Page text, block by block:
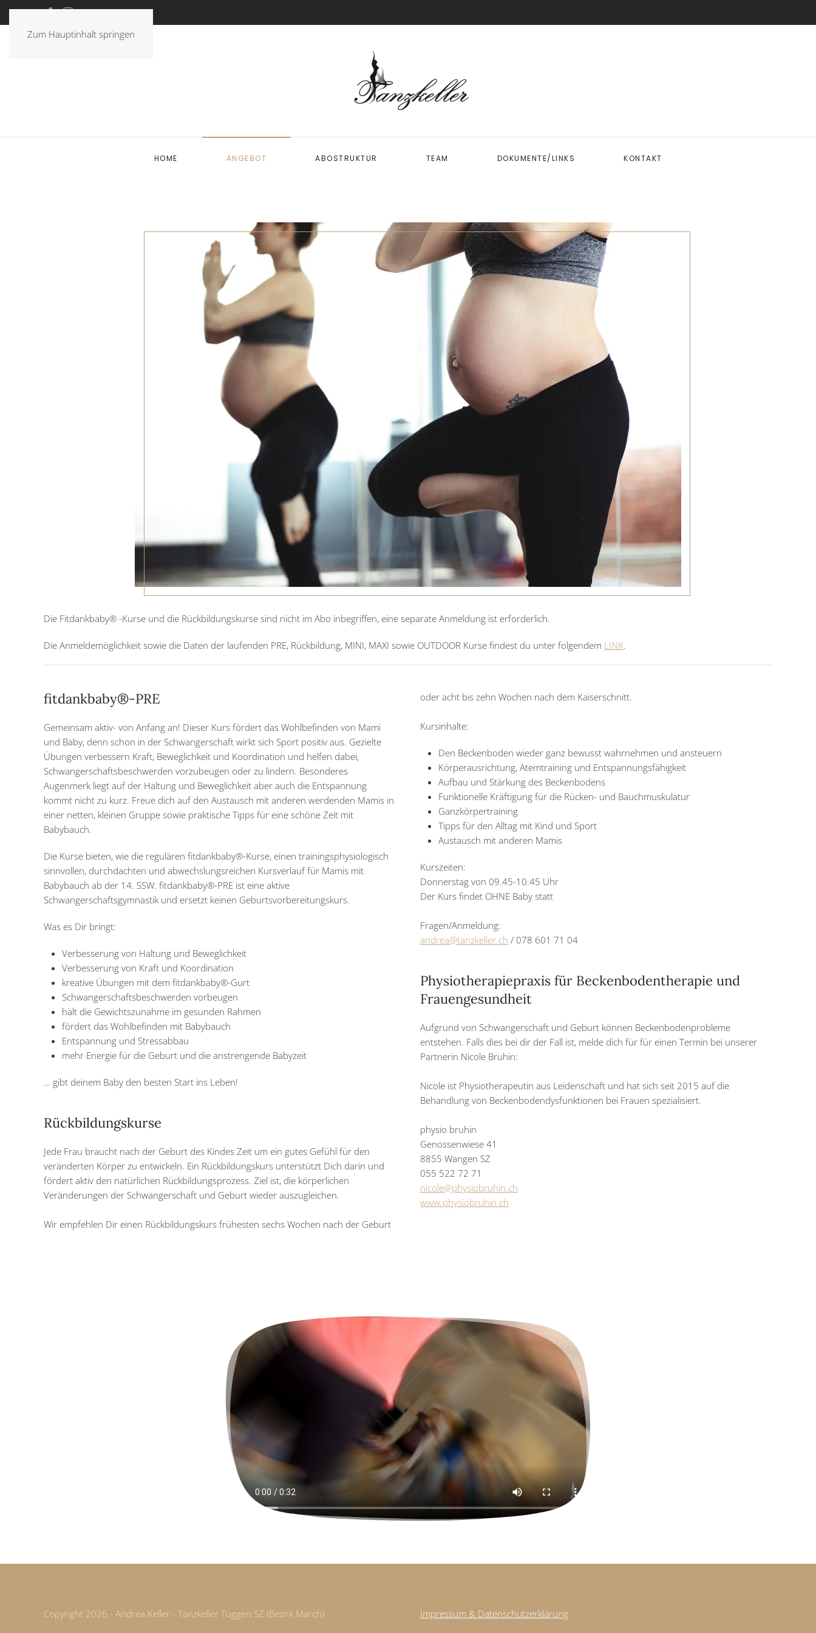
Zum Hauptinhalt springen
HOME ANGEBOT ABOSTRUKTUR TEAM DOKUMENTE/LINKS KONTAKT
Die Fitdankbaby® -Kurse und die Rückbildungskurse sind nicht im Abo inbegriffen, eine separate Anmeldung ist erforderlich.
Die Anmeldemöglichkeit sowie die Daten der laufenden PRE, Rückbildung, MINI, MAXI sowie OUTDOOR Kurse findest du unter folgendem LINK.
fitdankbaby®-PRE
Gemeinsam aktiv- von Anfang an! Dieser Kurs fördert das Wohlbefinden von Mami
und Baby, denn schon in der Schwangerschaft wirkt sich Sport positiv aus. Gezielte
Übungen verbessern Kraft, Beweglichkeit und Koordination und helfen dabei,
Schwangerschaftsbeschwerden vorzubeugen oder zu lindern. Besonderes
Augenmerk liegt auf der Haltung und Beweglichkeit aber auch die Entspannung
kommt nicht zu kurz. Freue dich auf den Austausch mit anderen werdenden Mamis in
einer netten, kleinen Gruppe sowie praktische Tipps für eine schöne Zeit mit
Babybauch.
Die Kurse bieten, wie die regulären fitdankbaby®-Kurse, einen trainingsphysiologisch
sinnvollen, durchdachten und abwechslungsreichen Kursverlauf für Mamis mit
Babybauch ab der 14. SSW. fitdankbaby®-PRE ist eine aktive
Schwangerschaftsgymnastik und ersetzt keinen Geburtsvorbereitungskurs.
Was es Dir bringt:
Verbesserung von Haltung und Beweglichkeit
Verbesserung von Kraft und Koordination
kreative Übungen mit dem fitdankbaby®-Gurt
Schwangerschaftsbeschwerden vorbeugen
hält die Gewichtszunahme im gesunden Rahmen
fördert das Wohlbefinden mit Babybauch
Entspannung und Stressabbau
mehr Energie für die Geburt und die anstrengende Babyzeit
… gibt deinem Baby den besten Start ins Leben!
Rückbildungskurse
Jede Frau braucht nach der Geburt des Kindes Zeit um ein gutes Gefühl für den
veränderten Körper zu entwickeln. Ein Rückbildungskurs unterstützt Dich darin und
fördert aktiv den natürlichen Rückbildungsprozess. Ziel ist, die körperlichen
Veränderungen der Schwangerschaft und Geburt wieder auszugleichen.
Wir empfehlen Dir einen Rückbildungskurs frühesten sechs Wochen nach der Geburt
oder acht bis zehn Wochen nach dem Kaiserschnitt.
Kursinhalte:
Den Beckenboden wieder ganz bewusst wahrnehmen und ansteuern
Körperausrichtung, Atemtraining und Entspannungsfähigkeit
Aufbau und Stärkung des Beckenbodens
Funktionelle Kräftigung für die Rücken- und Bauchmuskulatur
Ganzkörpertraining
Tipps für den Alltag mit Kind und Sport
Austausch mit anderen Mamis
Kurszeiten:
Donnerstag von 09.45-10.45 Uhr
Der Kurs findet OHNE Baby statt
Fragen/Anmeldung:
andrea@tanzkeller.ch / 078 601 71 04
Physiotherapiepraxis für Beckenbodentherapie und
Frauengesundheit
Aufgrund von Schwangerschaft und Geburt können Beckenbodenprobleme
entstehen. Falls dies bei dir der Fall ist, melde dich für für einen Termin bei unserer
Partnerin Nicole Bruhin:
Nicole ist Physiotherapeutin aus Leidenschaft und hat sich seit 2015 auf die
Behandlung von Beckenbodendysfunktionen bei Frauen spezialisiert.
physio bruhin
Genossenwiese 41
8855 Wangen SZ
055 522 72 71
nicole@physiobruhin.ch
www.physiobruhin.ch
Copyright 2026 - Andrea Keller - Tanzkeller Tuggen SZ (Bezirk March) Impressum & Datenschutzerklärung